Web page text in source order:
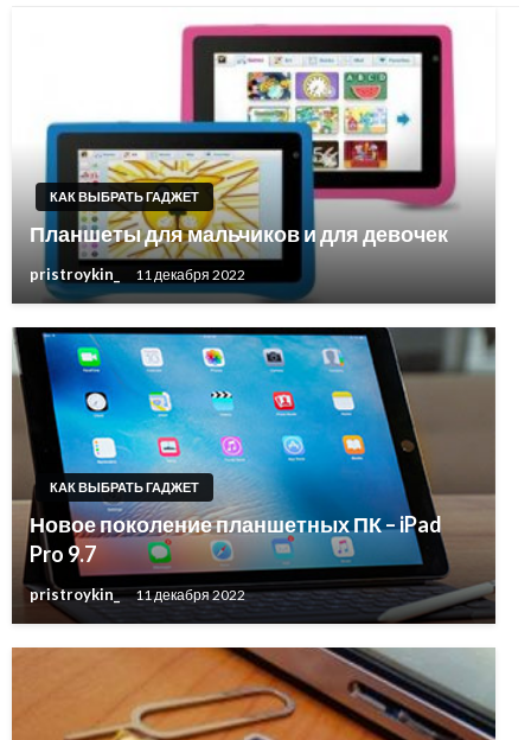
КАК ВЫБРАТЬ ГАДЖЕТ
Планшеты для мальчиков и для девочек
pristroykin_ 11 декабря 2022
КАК ВЫБРАТЬ ГАДЖЕТ
Новое поколение планшетных ПК – iPad
Pro 9.7
pristroykin_ 11 декабря 2022